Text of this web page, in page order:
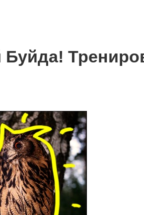
Буйда!